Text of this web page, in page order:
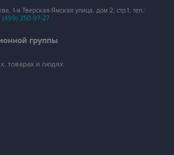
1-я Тверская-Ямская улица, дом 2, стр.1, тел.:
(499) 250-97-27
группы
товарах и людях